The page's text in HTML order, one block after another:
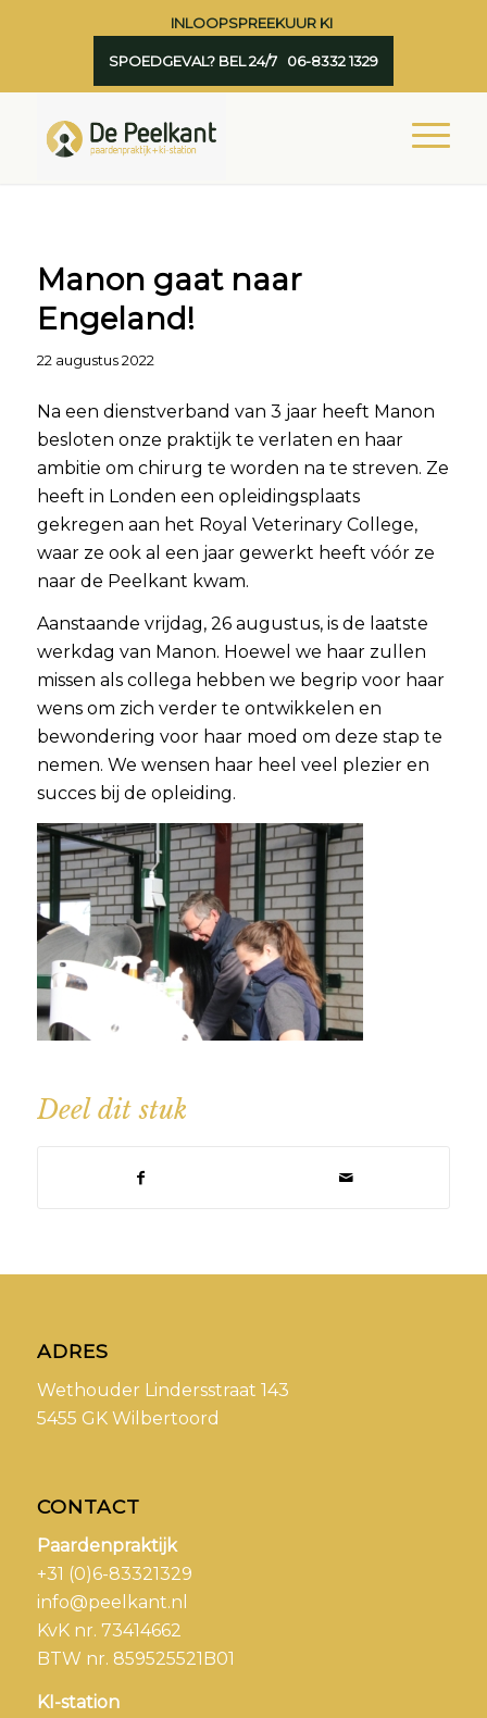
INLOOPSPREEKUUR KI
SPOEDGEVAL? BEL 24/7 06-8332 1329
Manon gaat naar
Engeland!
22 augustus 2022
Na een dienstverband van 3 jaar heeft Manon
besloten onze praktijk te verlaten en haar
ambitie om chirurg te worden na te streven. Ze
heeft in Londen een opleidingsplaats
gekregen aan het Royal Veterinary College,
waar ze ook al een jaar gewerkt heeft vóór ze
naar de Peelkant kwam.
Aanstaande vrijdag, 26 augustus, is de laatste
werkdag van Manon. Hoewel we haar zullen
missen als collega hebben we begrip voor haar
wens om zich verder te ontwikkelen en
bewondering voor haar moed om deze stap te
nemen. We wensen haar heel veel plezier en
succes bij de opleiding.
Deel dit stuk
ADRES
Wethouder Lindersstraat 143
5455 GK Wilbertoord
CONTACT
Paardenpraktijk
+31 (0)6-83321329
info@peelkant.nl
KvK nr. 73414662
BTW nr. 859525521B01
KI-station